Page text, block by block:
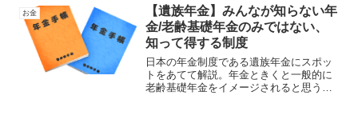
それぞれです。今一度、見直してみまし
ょう。
お金
【遺族年金】みんなが知らない年
金/老齢基礎年金のみではない、
知って得する制度
日本の年金制度である遺族年金にスポッ
トをあてて解説。年金ときくと一般的に
老齢基礎年金をイメージされると思うの